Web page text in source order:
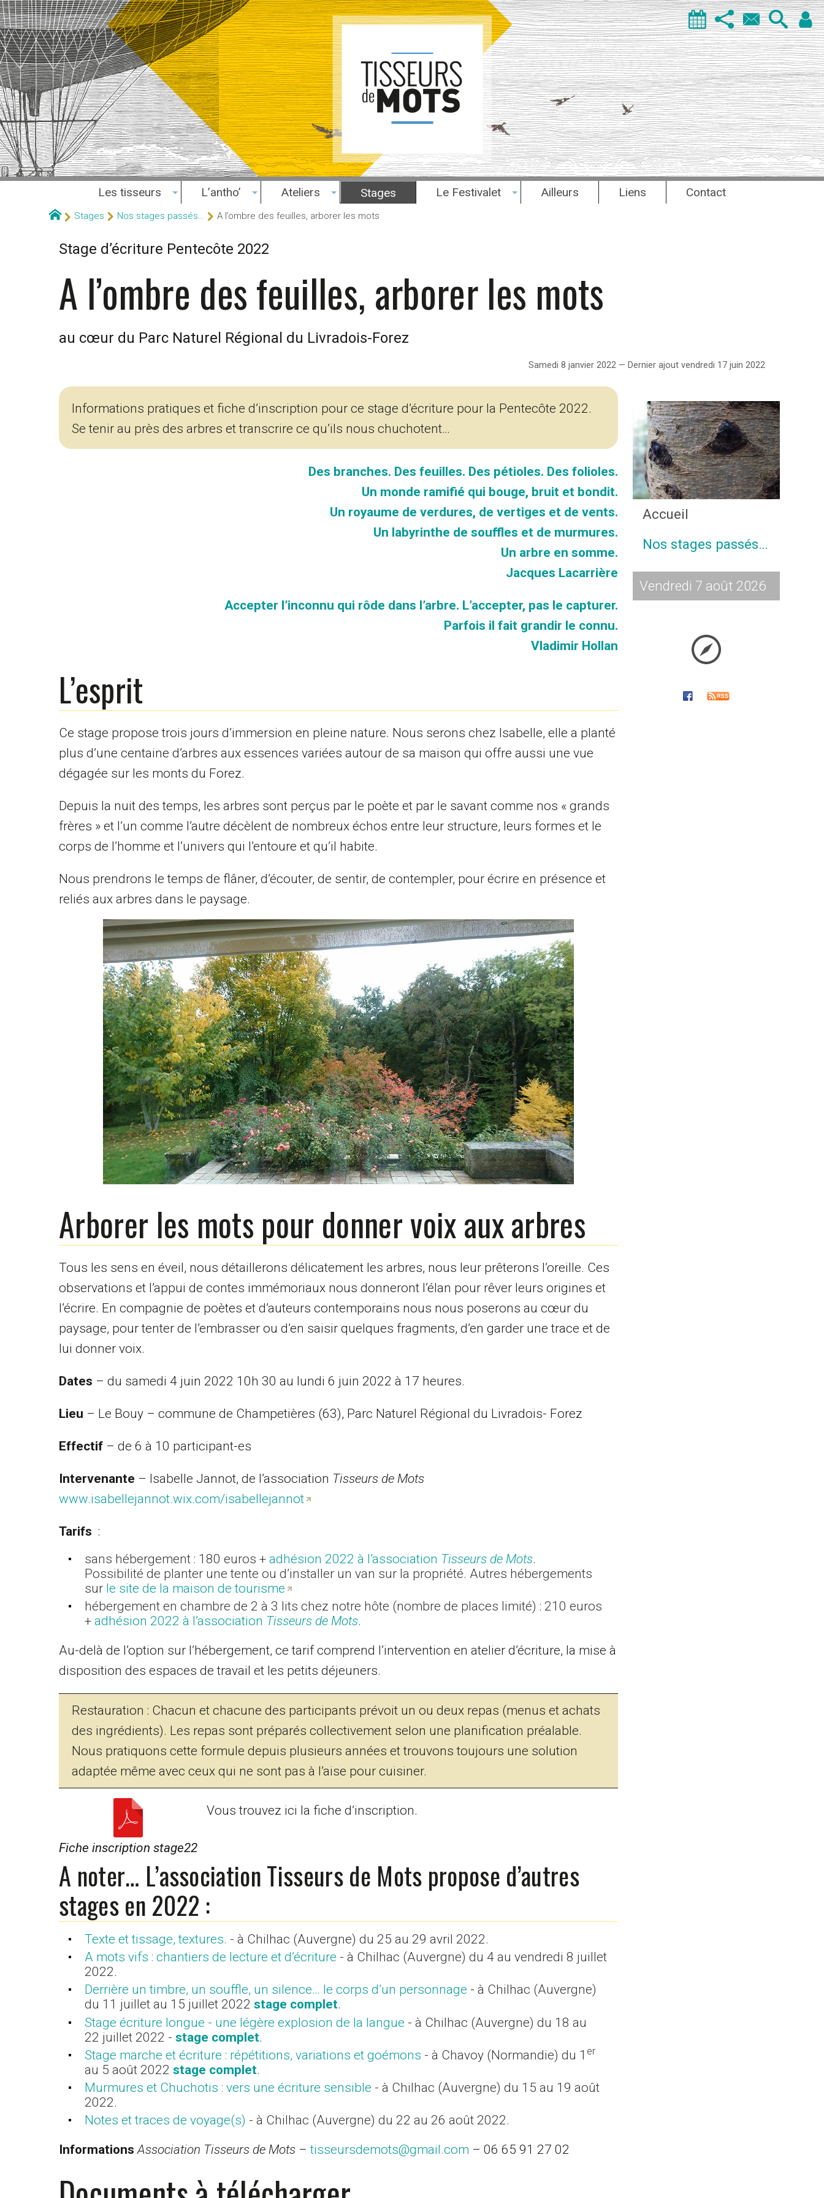
Les tisseurs L’antho’ Ateliers Stages Le Festivalet Ailleurs Liens Contact
Stages Nos stages passés… A l’ombre des feuilles, arborer les mots
Stage d’écriture Pentecôte 2022
A l’ombre des feuilles, arborer les mots
au cœur du Parc Naturel Régional du Livradois-Forez
Samedi 8 janvier 2022 — Dernier ajout vendredi 17 juin 2022
Informations pratiques et fiche d’inscription pour ce stage d’écriture pour la Pentecôte 2022.
Se tenir au près des arbres et transcrire ce qu’ils nous chuchotent…
Des branches. Des feuilles. Des pétioles. Des folioles.
Un monde ramifié qui bouge, bruit et bondit.
Un royaume de verdures, de vertiges et de vents.
Un labyrinthe de souffles et de murmures.
Un arbre en somme.
Jacques Lacarrière
Accepter l’inconnu qui rôde dans l’arbre. L’accepter, pas le capturer.
Parfois il fait grandir le connu.
Vladimir Hollan
L’esprit
Ce stage propose trois jours d’immersion en pleine nature. Nous serons chez Isabelle, elle a planté
plus d’une centaine d’arbres aux essences variées autour de sa maison qui offre aussi une vue
dégagée sur les monts du Forez.
Depuis la nuit des temps, les arbres sont perçus par le poète et par le savant comme nos « grands
frères » et l’un comme l’autre décèlent de nombreux échos entre leur structure, leurs formes et le
corps de l’homme et l’univers qui l’entoure et qu’il habite.
Nous prendrons le temps de flâner, d’écouter, de sentir, de contempler, pour écrire en présence et
reliés aux arbres dans le paysage.
Arborer les mots pour donner voix aux arbres
Tous les sens en éveil, nous détaillerons délicatement les arbres, nous leur prêterons l’oreille. Ces
observations et l’appui de contes immémoriaux nous donneront l’élan pour rêver leurs origines et
l’écrire. En compagnie de poètes et d’auteurs contemporains nous nous poserons au cœur du
paysage, pour tenter de l’embrasser ou d’en saisir quelques fragments, d’en garder une trace et de
lui donner voix.
Dates – du samedi 4 juin 2022 10h 30 au lundi 6 juin 2022 à 17 heures.
Lieu – Le Bouy – commune de Champetières (63), Parc Naturel Régional du Livradois- Forez
Effectif – de 6 à 10 participant-es
Intervenante – Isabelle Jannot, de l’association Tisseurs de Mots
www.isabellejannot.wix.com/isabellejannot
Tarifs :
sans hébergement : 180 euros + adhésion 2022 à l’association Tisseurs de Mots.
Possibilité de planter une tente ou d’installer un van sur la propriété. Autres hébergements
sur le site de la maison de tourisme
hébergement en chambre de 2 à 3 lits chez notre hôte (nombre de places limité) : 210 euros
+ adhésion 2022 à l’association Tisseurs de Mots.
Au-delà de l’option sur l’hébergement, ce tarif comprend l’intervention en atelier d’écriture, la mise à
disposition des espaces de travail et les petits déjeuners.
Restauration : Chacun et chacune des participants prévoit un ou deux repas (menus et achats
des ingrédients). Les repas sont préparés collectivement selon une planification préalable.
Nous pratiquons cette formule depuis plusieurs années et trouvons toujours une solution
adaptée même avec ceux qui ne sont pas à l’aise pour cuisiner.
Fiche inscription stage22
Vous trouvez ici la fiche d’inscription.
A noter… L’association Tisseurs de Mots propose d’autres
stages en 2022 :
Texte et tissage, textures. - à Chilhac (Auvergne) du 25 au 29 avril 2022.
A mots vifs : chantiers de lecture et d’écriture - à Chilhac (Auvergne) du 4 au vendredi 8 juillet
2022.
Derrière un timbre, un souffle, un silence… le corps d’un personnage - à Chilhac (Auvergne)
du 11 juillet au 15 juillet 2022 stage complet.
Stage écriture longue - une légère explosion de la langue - à Chilhac (Auvergne) du 18 au
22 juillet 2022 - stage complet.
Stage marche et écriture : répétitions, variations et goémons - à Chavoy (Normandie) du 1 er
au 5 août 2022 stage complet.
Murmures et Chuchotis : vers une écriture sensible - à Chilhac (Auvergne) du 15 au 19 août
2022.
Notes et traces de voyage(s) - à Chilhac (Auvergne) du 22 au 26 août 2022.
InformationsAssociation Tisseurs de Mots –tisseursdemots@gmail.com – 06 65 91 27 02
Accueil
Nos stages passés…
Vendredi 7 août 2026